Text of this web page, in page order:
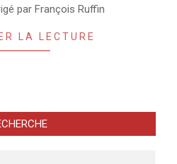
par François Ruffin
LA LECTURE